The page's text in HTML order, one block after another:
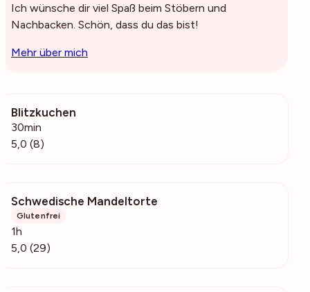
Ich wünsche dir viel Spaß beim Stöbern und
Nachbacken. Schön, dass du das bist!
Mehr über mich
Blitzkuchen
30min
5,0 (8)
Schwedische Mandeltorte
Glutenfrei
1h
5,0 (29)